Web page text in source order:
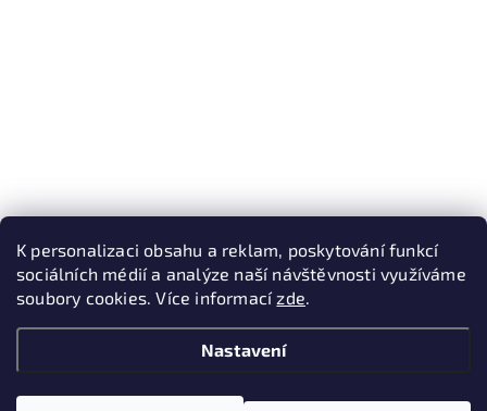
K personalizaci obsahu a reklam, poskytování funkcí
sociálních médií a analýze naší návštěvnosti využíváme
soubory cookies. Více informacízde.
Nastavení